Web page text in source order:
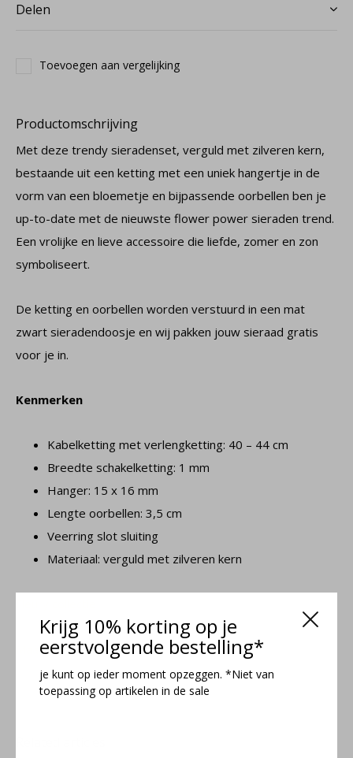
Krijg 10% korting op je
eerstvolgende bestelling*
je kunt op ieder moment opzeggen. *Niet van
toepassing op artikelen in de sale
Delen
Toevoegen aan vergelijking
Productomschrijving
Met deze trendy sieradenset, verguld met zilveren kern,
bestaande uit een ketting met een uniek hangertje in de
vorm van een bloemetje en bijpassende oorbellen ben je
up-to-date met de nieuwste flower power sieraden trend.
Een vrolijke en lieve accessoire die liefde, zomer en zon
symboliseert.
De ketting en oorbellen worden verstuurd in een mat
zwart sieradendoosje en wij pakken jouw sieraad gratis
voor je in.
Kenmerken
Kabelketting met verlengketting: 40 – 44 cm
Breedte schakelketting: 1 mm
Hanger: 15 x 16 mm
Lengte oorbellen: 3,5 cm
Veerring slot sluiting
Materiaal: verguld met zilveren kern
Maattabel